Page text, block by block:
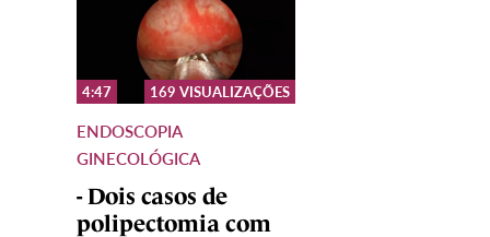
4:47 169 VISUALIZAÇÕES
ENDOSCOPIA
GINECOLÓGICA
- Dois casos de
polipectomia com